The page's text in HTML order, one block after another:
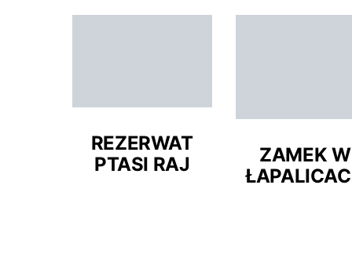
REZERWAT
PTASI RAJ
ZAMEK W